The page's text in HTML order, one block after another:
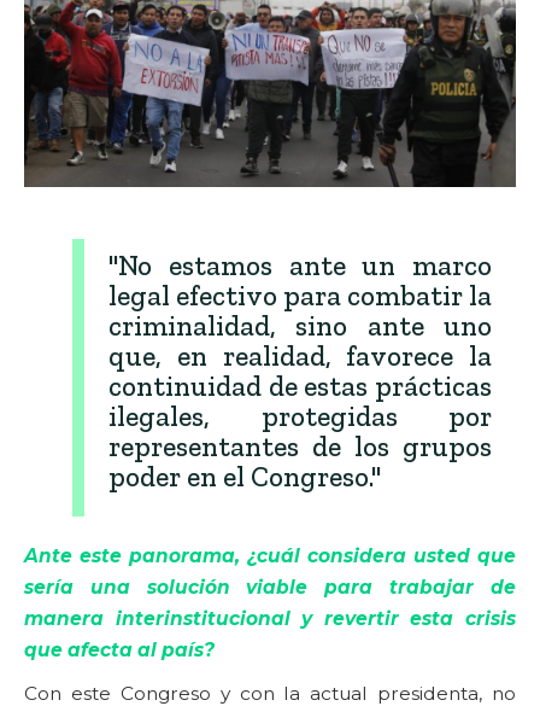
"No estamos ante un marco
legal efectivo para combatir la
criminalidad, sino ante uno
que, en realidad, favorece la
continuidad de estas prácticas
ilegales, protegidas por
representantes de los grupos
poder en el Congreso."
Ante este panorama, ¿cuál considera usted que
sería una solución viable para trabajar de
manera interinstitucional y revertir esta crisis
que afecta al país?
Con este Congreso y con la actual presidenta, no